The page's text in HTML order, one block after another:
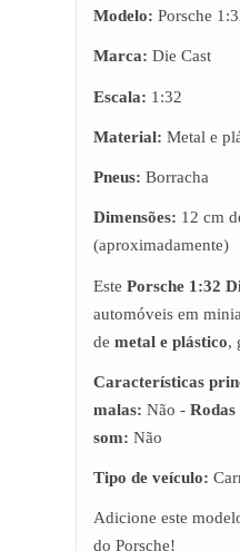
Modelo: Porsche
Marca: Die Cast
Escala: 1:32
Material: Metal e
Pneus: Borracha
Dimensões: 12 cm
(aproximadamente)
Este Porsche 1:32
automóveis em
de metal e plástico,
Características
malas: Não - Rodas
som: Não
Tipo de veículo:
Adicione este
do Porsche!